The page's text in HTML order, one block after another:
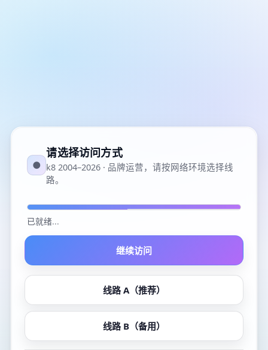
●
请选择访问方式
k8 2004–2026 · 品牌运营，请按网络环境选择线
路。
已就绪...
继续访问
线路 A（推荐）
线路 B（备用）